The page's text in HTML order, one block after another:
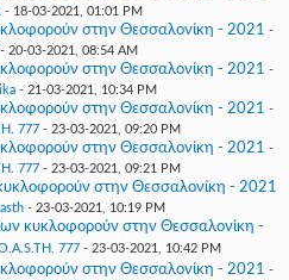
- 18-03-2021, 01:01 PM
στην Θεσσαλονίκη - 2021 -
20-03-2021, 08:54 AM
στην Θεσσαλονίκη - 2021 -
- 21-03-2021, 10:34 PM
στην Θεσσαλονίκη - 2021 -
777- 23-03-2021, 09:20 PM
στην Θεσσαλονίκη - 2021 -
777- 23-03-2021, 09:21 PM
κυκλοφορούν στην Θεσσαλονίκη - 2021
- 23-03-2021, 10:19 PM
κυκλοφορούν στην Θεσσαλονίκη -
777- 23-03-2021, 10:42 PM
στην Θεσσαλονίκη - 2021 -